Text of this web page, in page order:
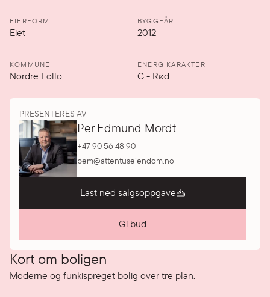
EIERFORM
Eiet
BYGGEÅR
2012
KOMMUNE
Nordre Follo
ENERGIKARAKTER
C- Rød
PRESENTERES AV
Per Edmund Mordt
+47 90 56 48 90
pem@attentuseiendom.no
Last ned salgsoppgave
Gi bud
Kort om boligen
Moderne og funkispreget bolig over tre plan.